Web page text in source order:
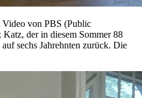
von PBS (Public
der in diesem Sommer 88
sechs Jahrehnten zurück. Die